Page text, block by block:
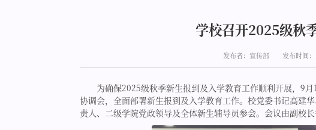
学校召开2025级秋
发布者：宣传部 发布时间
为确保2025级秋季新生报到及入学教育工作顺利开展，9
协调会，全面部署新生报到及入学教育工作。校党委书记高建
责人、二级学院党政领导及全体新生辅导员参会。会议由副校长